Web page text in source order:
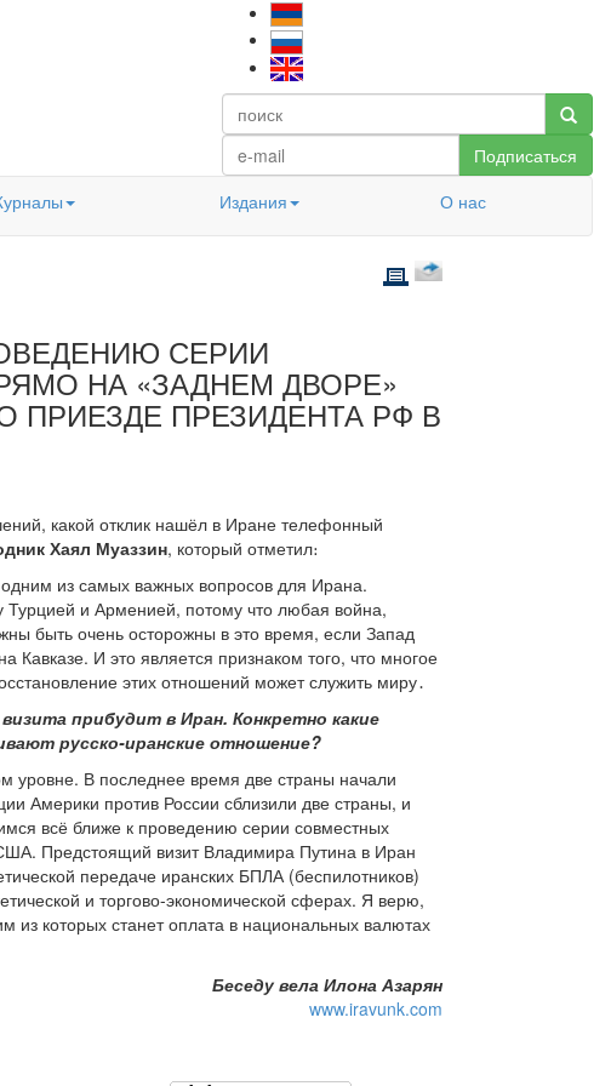
Подписаться
Издания О нас
СЕРИИ
НА «ЗАДНЕМ ДВОРЕ»
ПРЕЗИДЕНТА РФ В
какой отклик нашёл в Иране телефонный
Хаял Муаззин, который отметил։
из самых важных вопросов для Ирана.
Турцией и Арменией, потому что любая война,
быть очень осторожны в это время, если Запад
И это является признаком того, что многое
этих отношений может служить миру․
прибудит в Иран. Конкретно какие
русско-иранские отношение?
В последнее время две страны начали
Америки против России сблизили две страны, и
всё ближе к проведению серии совместных
Предстоящий визит Владимира Путина в Иран
передаче иранских БПЛА (беспилотников)
и торгово-экономической сферах. Я верю,
из которых станет оплата в национальных валютах
Беседу вела Илона Азарян
www.iravunk.com